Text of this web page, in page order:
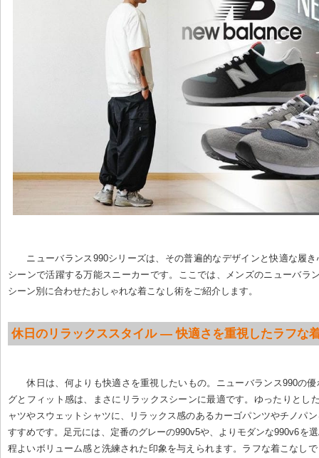
ニューバランス990シリーズは、その普遍的なデザインと快適な履
シーンで活躍する万能スニーカーです。ここでは、メンズのニューバラ
シーン別に合わせたおしゃれな着こなし術をご紹介します。
休日のリラックススタイル — 快適さを重視したラフな
休日は、何よりも快適さを重視したいもの。ニューバランス990の
グとフィット感は、まさにリラックスシーンに最適です。ゆったりとし
ャツやスウェットシャツに、リラックス感のあるカーゴパンツやチノパ
すすめです。足元には、定番のグレーの990v5や、よりモダンな990v6を
程よいボリューム感と洗練された印象を与えられます。ラフな着こなし